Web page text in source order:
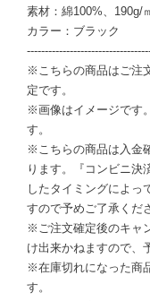
素材：綿100%、190g/
カラー：ブラック
※こちらの商品はご注
定です。
※画像はイメージです
す。
※こちらの商品は入金
ります。『コンビニ決
したタイミングによっ
すので予めご了承くだ
※ご注文確定後のキャ
け出来かねますので、
※在庫切れになった商
す。